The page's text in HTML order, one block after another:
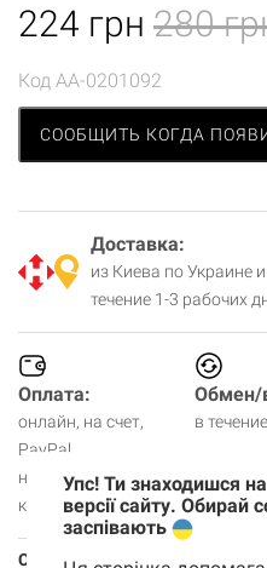
224 грн 280
Код AA-0201092
СООБЩИТЬ КОГДА
Доставка:
из Киева по Украине
течение 1-3 рабочих
Оплата:
онлайн, на счет,
PayPal,
наличными,
картой в шоуруме.
Обмен/
в
Состав
мука
Упс! Ти знаходишся
версії сайту. Обирай
заспівають